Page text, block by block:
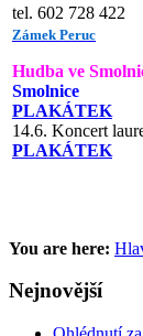
tel. 602 728 422
Zámek Peruc
Hudba ve
Smolnice
PLAKÁTEK
14.6. Koncert
PLAKÁTEK
You are here:
Nejnovější